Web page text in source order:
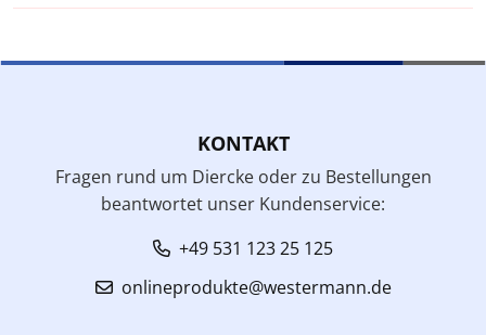
KONTAKT
Fragen rund um Diercke oder zu Bestellungen
beantwortet unser Kundenservice:
+49 531 123 25 125
onlineprodukte@westermann.de